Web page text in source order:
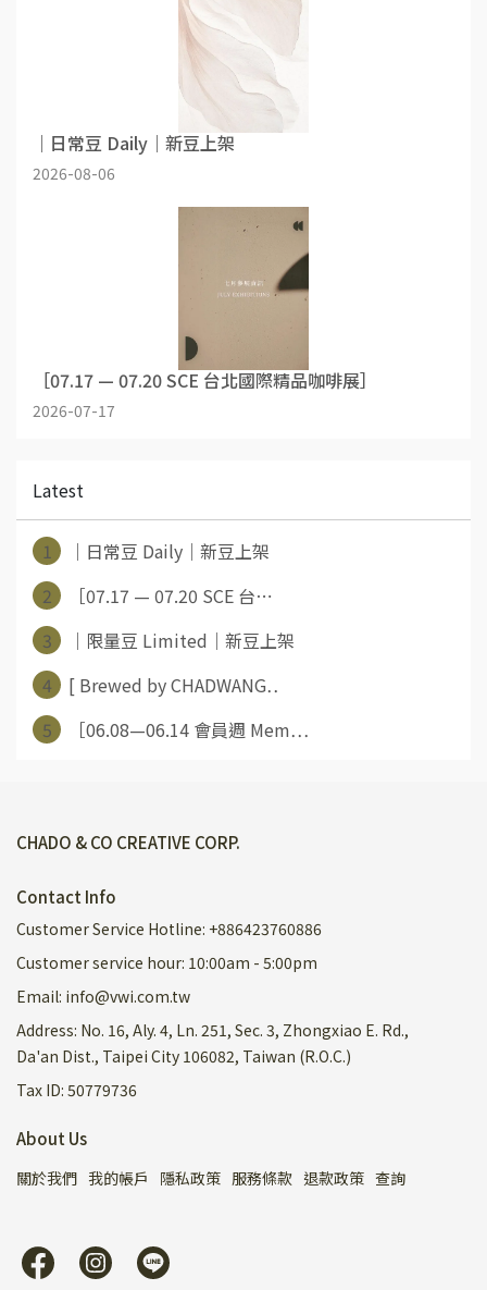
｜日常豆 Daily｜新豆上架
2026-08-06
［07.17 — 07.20 SCE 台北國際精品咖啡展］
2026-07-17
Latest
1
｜日常豆 Daily｜新豆上架
2
［07.17 — 07.20 SCE 台⋯
3
｜限量豆 Limited｜新豆上架
4
[ Brewed by CHADWANG⋯
5
［06.08—06.14 會員週 Mem⋯
CHADO & CO CREATIVE CORP.
Contact Info
Customer Service Hotline: +886423760886
Customer service hour: 10:00am - 5:00pm
Email: info@vwi.com.tw
Address: No. 16, Aly. 4, Ln. 251, Sec. 3, Zhongxiao E. Rd.,
Da'an Dist., Taipei City 106082, Taiwan (R.O.C.)
Tax ID: 50779736
About Us
關於我們 我的帳戶 隱私政策 服務條款 退款政策 查詢